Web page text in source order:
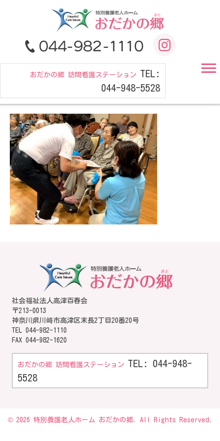
おだかの郷 訪問看護ステーション TEL:
044-948-5528
社会福祉法人高津百春会
〒213-0013
神奈川県川崎市高津区末長2丁目20番20号
TEL 044-982-1110
FAX 044-982-1620
おだかの郷 訪問看護ステーション TEL: 044-948-
5528
© 2026 特別養護老人ホーム おだかの郷. All Rights Reserved.